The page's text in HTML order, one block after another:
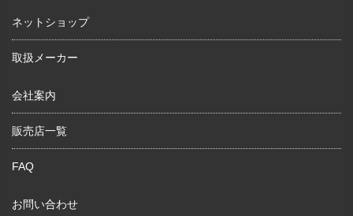
ネットショップ
取扱メーカー
会社案内
販売店一覧
FAQ
お問い合わせ